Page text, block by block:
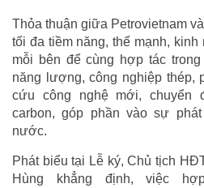
Thỏa thuận giữa Petrovietnam
tối đa tiềm năng, thế mạnh,
mỗi bên để cùng hợp tác
năng lượng, công nghiệp thép,
cứu công nghệ mới, chuyển
carbon, góp phần vào sự
nước.
Phát biểu tại Lễ ký, Chủ tịch
Hùng khẳng định, việc